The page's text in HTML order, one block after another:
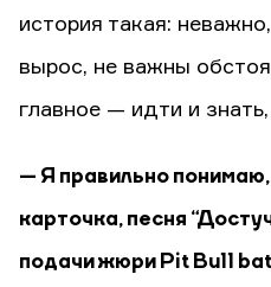
история такая:
вырос, не важны
главное — идти и
— Я правильно
карточка, песня
подачи жюри Pit Bull